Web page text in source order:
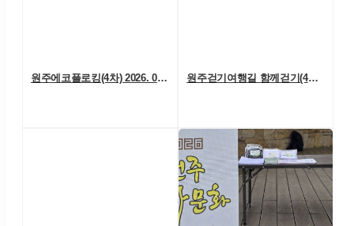
원주에코플로킹(4차) 2026. 06. 20. (토) 원주걷기여행길 함께걷기(4차) 2026. 6. 13.(토)